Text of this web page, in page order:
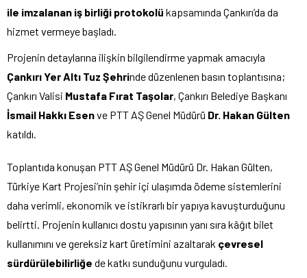
ile imzalanan iş birliği protokolü kapsamında Çankırı’da da
hizmet vermeye başladı.
Projenin detaylarına ilişkin bilgilendirme yapmak amacıyla
Çankırı Yer Altı Tuz Şehrinde düzenlenen basın toplantısına;
Çankırı Valisi Mustafa Fırat Taşolar, Çankırı Belediye Başkanı
İsmail Hakkı Esenve PTT AŞ Genel Müdürü Dr. Hakan Gülten
katıldı.
Toplantıda konuşan PTT AŞ Genel Müdürü Dr. Hakan Gülten,
Türkiye Kart Projesi’nin şehir içi ulaşımda ödeme sistemlerini
daha verimli, ekonomik ve istikrarlı bir yapıya kavuşturduğunu
belirtti. Projenin kullanıcı dostu yapısının yanı sıra kâğıt bilet
kullanımını ve gereksiz kart üretimini azaltarak çevresel
sürdürülebilirliğe de katkı sunduğunu vurguladı.